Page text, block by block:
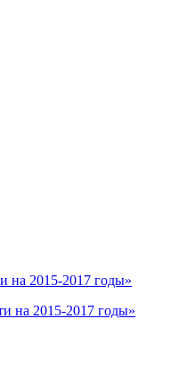
на 2015-2017 годы»
на 2015-2017 годы»